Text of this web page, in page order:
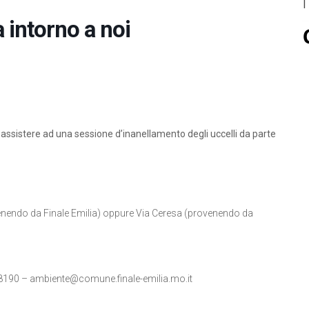
intorno a noi
ad una sessione d’inanellamento degli uccelli da parte
da Finale Emilia) oppure Via Ceresa (provenendo da
– ambiente@comune.finale-emilia.mo.it